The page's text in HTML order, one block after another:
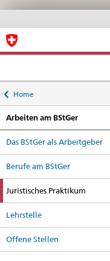
Ricerca
to
Home
Arbeiten am BStGer
Das BStGer als Arbeitgeber
Berufe am BStGer
Juristisches Praktikum
Lehrstelle
Offene Stellen